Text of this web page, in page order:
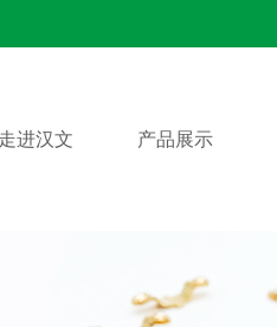
走进汉文 产品展示